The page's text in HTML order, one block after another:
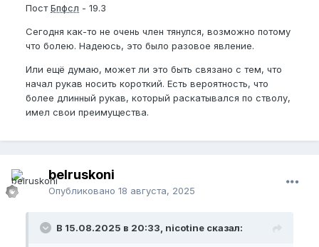
ПостБпфсл - 19.3
Сегодня как-то не очень член тянулся, возможно потому
что болею. Надеюсь, это было разовое явление.
Или ещё думаю, может ли это быть связано с тем, что
начал рукав носить короткий. Есть вероятность, что
более длинный рукав, который раскатывался по стволу,
имел свои преимущества.
belruskoni
Опубликовано 18 августа, 2025
В 15.08.2025 в 20:33, nicotine сказал: